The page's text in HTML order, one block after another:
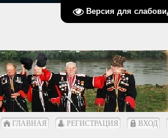
Версия для
ГЛАВНАЯ РЕГИСТРАЦИЯ ВХОД